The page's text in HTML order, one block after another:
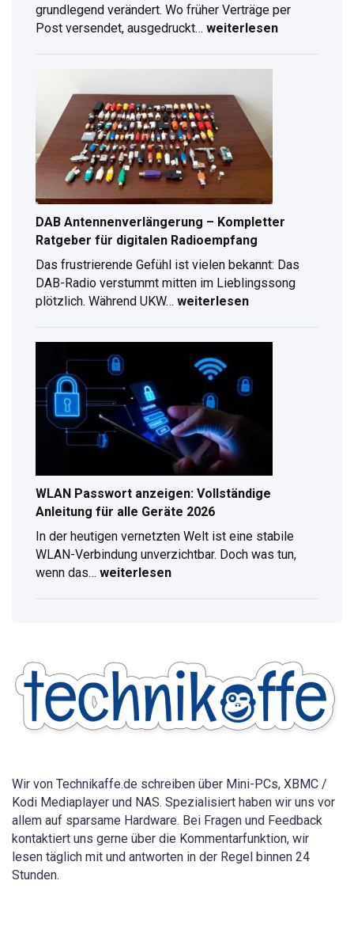
grundlegend verändert. Wo früher Verträge per
Post versendet, ausgedruckt…
Schritt
Anleitung
für
2026
weiterlesen
DAB Antennenverlängerung – Kompletter
Ratgeber für digitalen Radioempfang
Das frustrierende Gefühl ist vielen bekannt: Das
DAB-Radio verstummt mitten im Lieblingssong
plötzlich. Während UKW…
Kompletter
Ratgeber
für
digitalen
Radioempfang
weiterlesen
WLAN Passwort anzeigen: Vollständige
Anleitung für alle Geräte 2026
In der heutigen vernetzten Welt ist eine stabile
WLAN-Verbindung unverzichtbar. Doch was tun,
wenn das…
für
alle
Geräte
2026
weiterlesen
Wir von Technikaffe.de schreiben über Mini-PCs, XBMC /
Kodi Mediaplayer und NAS. Spezialisiert haben wir uns vor
allem auf sparsame Hardware. Bei Fragen und Feedback
kontaktiert uns gerne über die Kommentarfunktion, wir
lesen täglich mit und antworten in der Regel binnen 24
Stunden.